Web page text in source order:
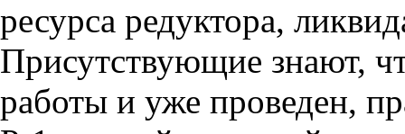
ресурса редуктора,
Присутствующие знают,
работы и уже проведен,